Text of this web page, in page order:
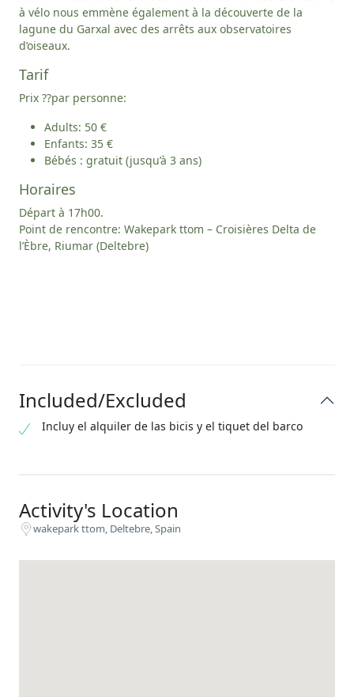
à vélo nous emmène également à la découverte de la
lagune du Garxal avec des arrêts aux observatoires
d’oiseaux.
Tarif
Prix ??par personne:
Adults: 50 €
Enfants: 35 €
Bébés : gratuit (jusqu’à 3 ans)
Horaires
Départ à 17h00.
Point de rencontre: Wakepark ttom – Croisières Delta de
l’Èbre, Riumar (Deltebre)
Included/Excluded
Incluy el alquiler de las bicis y el tiquet del barco
Activity's Location
wakepark ttom, Deltebre, Spain